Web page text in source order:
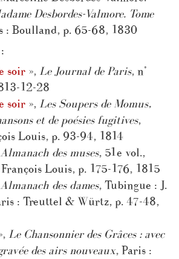
Desbordes-Valmore. Tome
: Boulland, p. 65-68, 1830
soir », Le Journal de Paris, n°
12-28
soir », Les Soupers de Momus,
et de poésies fugitives,
Louis, p. 93-94, 1814
Almanach des muses, 51e vol.,
Louis, p. 175-176, 1815
Almanach des dames, Tubingue : J.
: Treuttel & Würtz, p. 47-48,
Le Chansonnier des Grâces : avec
des airs nouveaux, Paris :